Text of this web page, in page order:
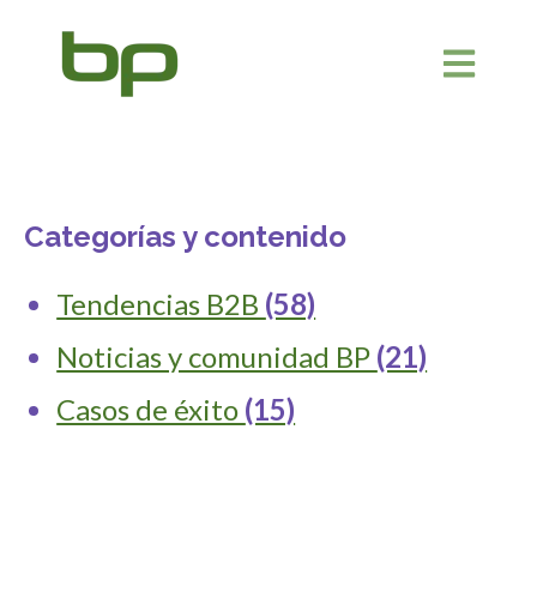
Abrir
Categorías y contenido
Tendencias B2B (58)
Noticias y comunidad BP (21)
Casos de éxito (15)